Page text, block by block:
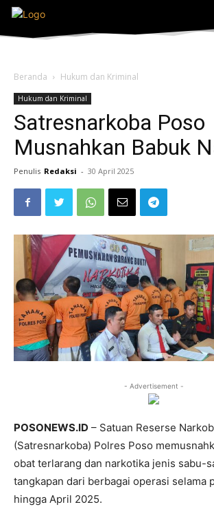
Beranda Hukum dan Kriminal
Hukum dan Kriminal
Satresnarkoba Poso
Musnahkan Babuk
Penulis Redaksi - 30 April 2025
- Advertisement -
POSONEWS.ID – Satuan Reserse
(Satresnarkoba) Polres Poso
obat terlarang dan narkotika jenis sabu-
tangkapan dari berbagai operasi selama
hingga April 2025.